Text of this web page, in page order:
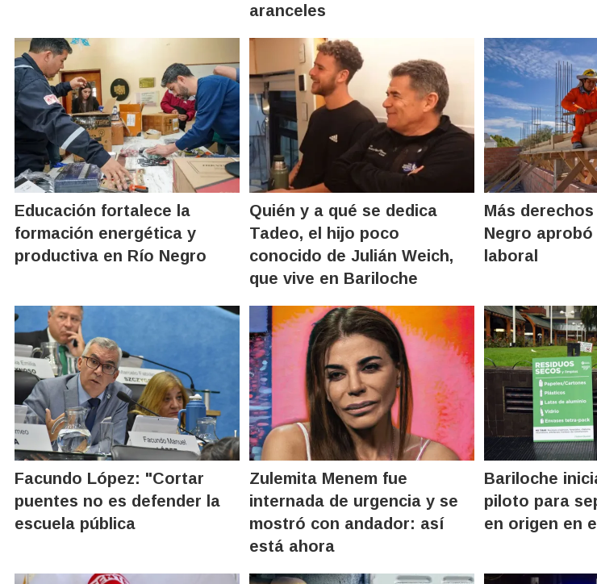
aranceles
Educación fortalece la
formación energética y
productiva en Río Negro
Quién y a qué se dedica
Tadeo, el hijo poco
conocido de Julián Weich,
que vive en Bariloche
Más
Negro
laboral
Facundo López: "Cortar
puentes no es defender la
escuela pública
Zulemita Menem fue
internada de urgencia y se
mostró con andador: así
está ahora
Bariloche
piloto para
en origen en